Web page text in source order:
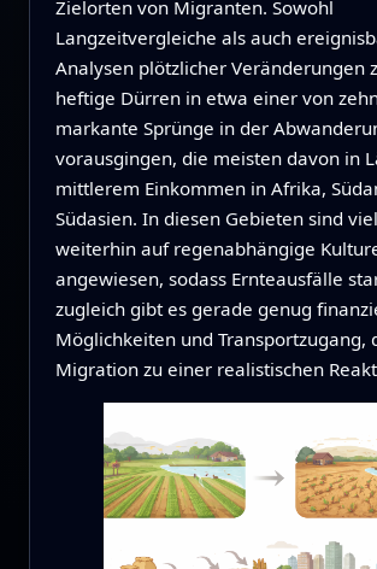
Zielorten von Migranten. Sowohl
Langzeitvergleiche als auch
Analysen plötzlicher Veränderungen
heftige Dürren in etwa einer von
markante Sprünge in der
vorausgingen, die meisten davon in
mittlerem Einkommen in Afrika,
Südasien. In diesen Gebieten sind
weiterhin auf regenabhängige
angewiesen, sodass Ernteausfälle
zugleich gibt es gerade genug
Möglichkeiten und Transportzugang,
Migration zu einer realistischen